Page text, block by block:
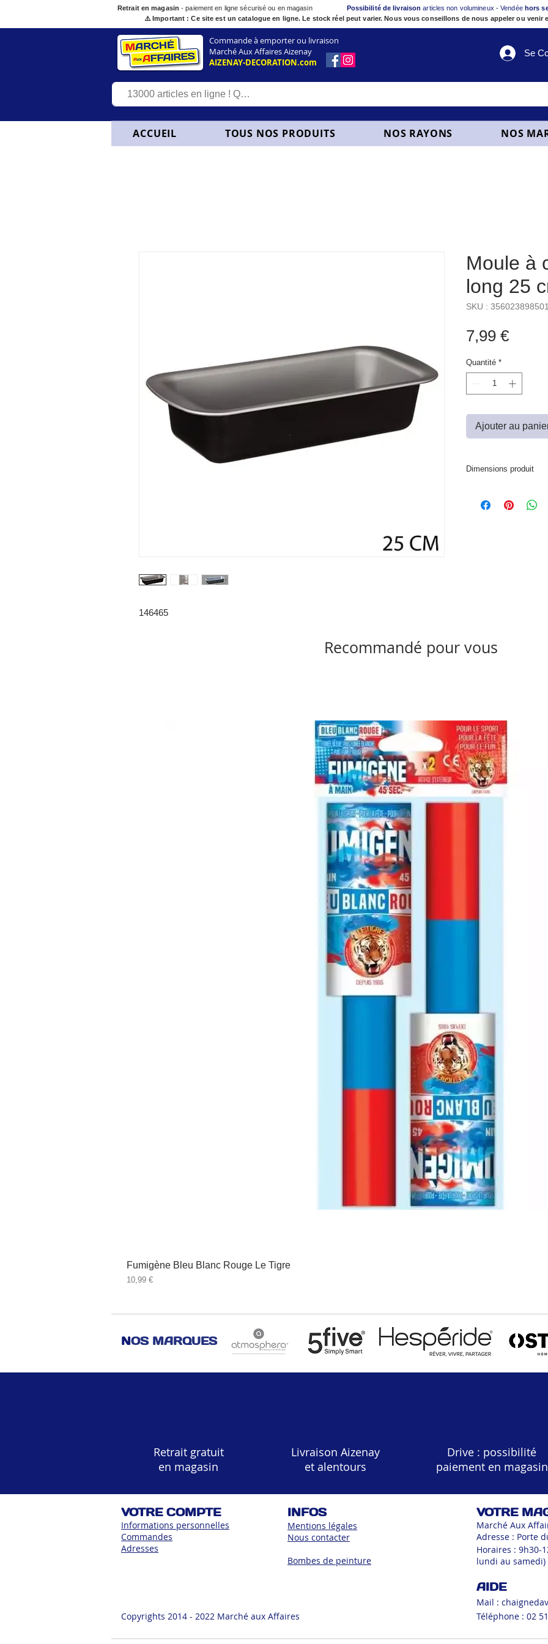
Retrait en magasin - paiement en ligne sécurisé ou en magasin Possibilité de livraisonarticles non volumineux - Vendée hors
⚠️ Important : Ce site est un catalogue en ligne. Le stock réel peut varier. Nous vous conseillons de nous appeler ou
Commande à emporter ou livraison
Marché Aux Affaires Aizenay
AIZENAY-DECORATION.com
Se
ACCUEIL TOUS NOS PRODUITS NOS RAYONS NOS
146465
Moule à
long 25
SKU :
7,99 €Prix
Quantité *
Ajouter au
Dimensions produit
Recommandé pour vous
Fumigène Bleu Blanc Rouge Le Tigre
Prix
10,99 €
NOS MARQUES
Retrait gratuit
en magasin
Livraison Aizenay
et alentours
Drive : possibilité
paiement en magasin
VOTRE COMPTE
Informations personnelles
Commandes
Adresses
INFOS
Mentions légales
Nous contacter
Bombes de peinture
Copyrights 2014 - 2022 Marché aux Affaires
VOTRE
Marché Aux
Adresse : Porte
Horaires : 9h30-
lundi au samedi)
AIDE
Mail :
Téléphone : 02